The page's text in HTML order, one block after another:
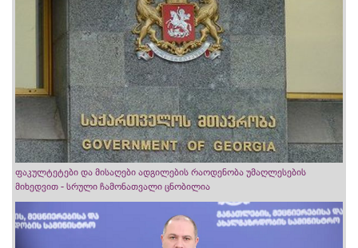
ფაკულტეტები და მისაღები ადგილების რაოდენობა უმაღლესების
მიხედვით - სრული ჩამონათვალი ცნობილია